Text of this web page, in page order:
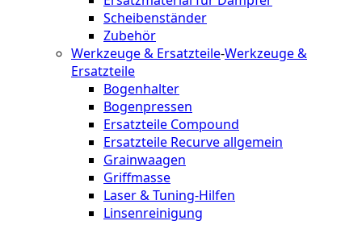
Scheibenständer
Zubehör
Werkzeuge & Ersatzteile-Werkzeuge &
Ersatzteile
Bogenhalter
Bogenpressen
Ersatzteile Compound
Ersatzteile Recurve allgemein
Grainwaagen
Griffmasse
Laser & Tuning-Hilfen
Linsenreinigung